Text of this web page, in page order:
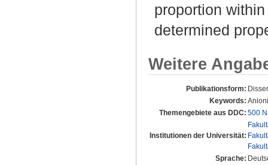
proportion
determined
Weitere
Publikationsform:
Keywords:
Themengebiete aus DDC: 500
Institutionen der Universität:
Sprache: